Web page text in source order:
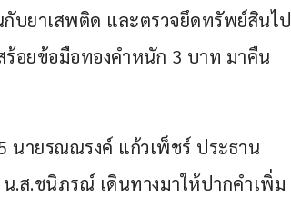
บยาเสพติด และตรวจยึดทรัพย์สินไป
อยข้อมือทองคำหนัก 3 บาท มาคืน
นายรณณรงค์ แก้วเพ็ชร์ ประธาน
.ส.ชนิภรณ์ เดินทางมาให้ปากคำเพิ่ม